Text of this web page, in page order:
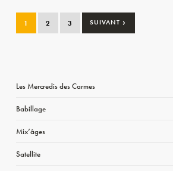
1 2 3 SUIVANT ›
Les Mercredis des Carmes
Babillage
Mix’âges
Satellite